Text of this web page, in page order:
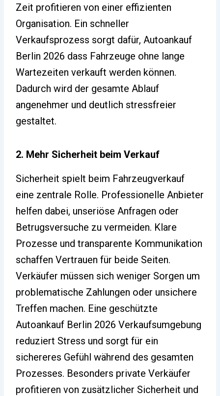
Zeit profitieren von einer effizienten
Organisation. Ein schneller
Verkaufsprozess sorgt dafür, Autoankauf
Berlin 2026 dass Fahrzeuge ohne lange
Wartezeiten verkauft werden können.
Dadurch wird der gesamte Ablauf
angenehmer und deutlich stressfreier
gestaltet.
2. Mehr Sicherheit beim Verkauf
Sicherheit spielt beim Fahrzeugverkauf
eine zentrale Rolle. Professionelle Anbieter
helfen dabei, unseriöse Anfragen oder
Betrugsversuche zu vermeiden. Klare
Prozesse und transparente Kommunikation
schaffen Vertrauen für beide Seiten.
Verkäufer müssen sich weniger Sorgen um
problematische Zahlungen oder unsichere
Treffen machen. Eine geschützte
Autoankauf Berlin 2026 Verkaufsumgebung
reduziert Stress und sorgt für ein
sichereres Gefühl während des gesamten
Prozesses. Besonders private Verkäufer
profitieren von zusätzlicher Sicherheit und